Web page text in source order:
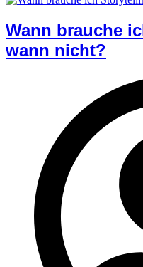
Wann brauche
wann nicht?